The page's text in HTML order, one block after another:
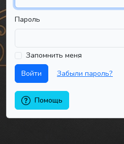
Пароль
Запомнить меня
Войти
Забыли пароль?
Помощь